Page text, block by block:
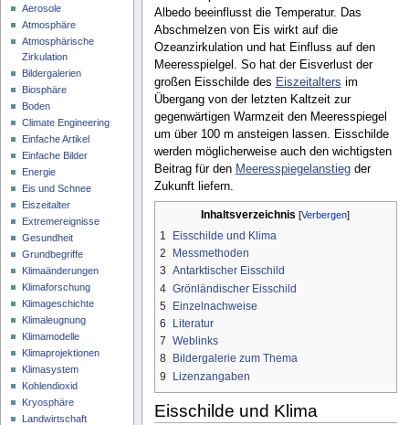
Albedo beeinflusst die Temperatur. Das
Abschmelzen von Eis wirkt auf die
Ozeanzirkulation und hat Einfluss auf den
Meeresspielgel. So hat der Eisverlust der
großen Eisschilde des Eiszeitalters im
Übergang von der letzten Kaltzeit zur
gegenwärtigen Warmzeit den Meeresspiegel
um über 100 m ansteigen lassen. Eisschilde
werden möglicherweise auch den wichtigsten
Beitrag für den Meeresspiegelanstiegder
Zukunft liefern.
Inhaltsverzeichnis
1
Eisschilde und Klima
2
Messmethoden
3 Antarktischer Eisschild
4 Grönländischer Eisschild
5 Einzelnachweise
6
Literatur
7 Weblinks
8
Bildergalerie zum Thema
9
Lizenzangaben
Eisschilde und Klima
Aerosole
Atmosphäre
Atmosphärische
Zirkulation
Bildergalerien
Biosphäre
Boden
Climate Engineering
Einfache Artikel
Einfache Bilder
Energie
Eis und Schnee
Eiszeitalter
Extremereignisse
Gesundheit
Grundbegriffe
Klimaänderungen
Klimaforschung
Klimageschichte
Klimaleugnung
Klimamodelle
Klimaprojektionen
Klimasystem
Kohlendioxid
Kryosphäre
Landwirtschaft